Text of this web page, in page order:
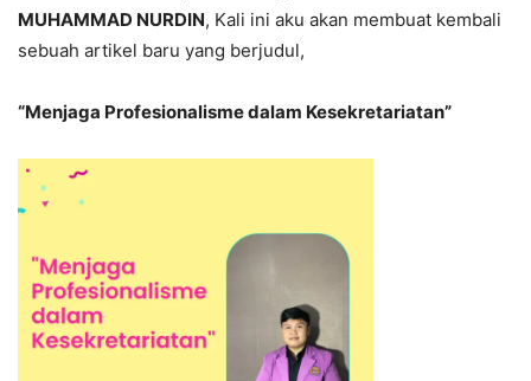
MUHAMMAD NURDIN, Kali ini aku akan membuat kembali
sebuah artikel baru yang berjudul,
“Menjaga Profesionalisme dalam Kesekretariatan”